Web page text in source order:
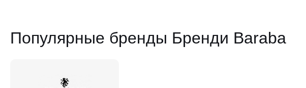
Популярные бренды Бренди Baraba